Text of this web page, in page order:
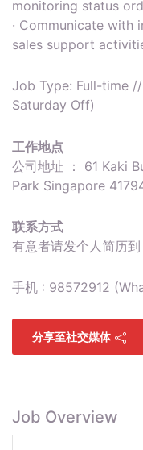
monitoring status
· Communicate with
sales support
Job Type: Full-time
Saturday Off)
工作地点
公司地址 ： 61 Kaki
Park Singapore
联系方式
有意者请发个人简历到
手机 : 98572912
分享至社交媒体
Job Overview